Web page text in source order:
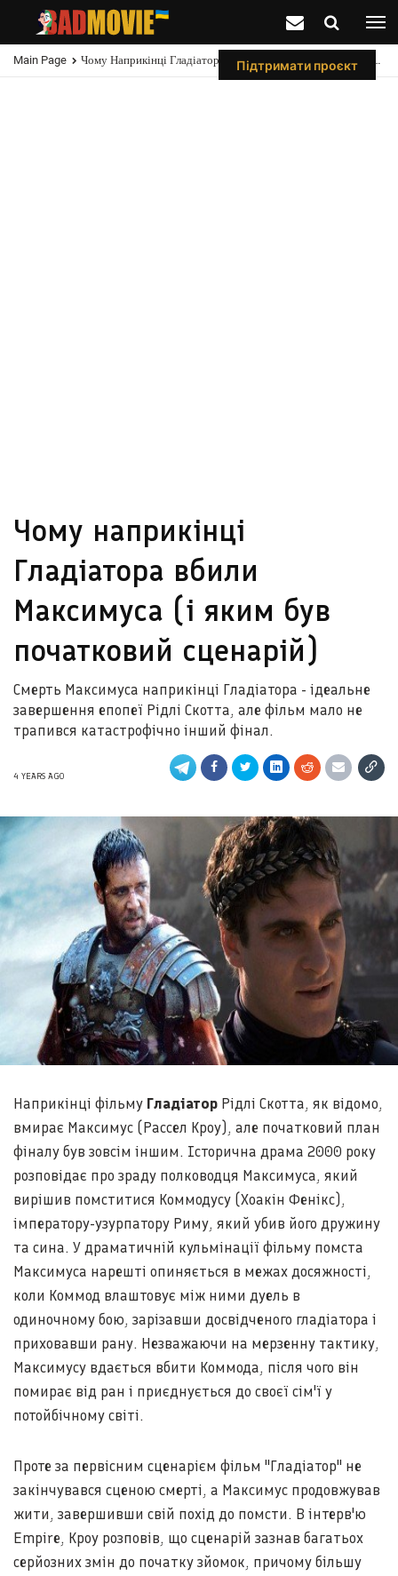
Підтримати проєкт
Main Page Чому Наприкінці Гладіатора Вбили Максимуса (і Яким Був Початковий Сценарій)
Чому наприкінці
Гладіатора вбили
Максимуса (і яким був
початковий сценарій)
Смерть Максимуса наприкінці Гладіатора - ідеальне
завершення епопеї Рідлі Скотта, але фільм мало не
трапився катастрофічно інший фінал.
4 YEARS AGO
Наприкінці фільму Гладіатор Рідлі Скотта, як відомо,
вмирає Максимус (Рассел Кроу), але початковий план
фіналу був зовсім іншим. Історична драма 2000 року
розповідає про зраду полководця Максимуса, який
вирішив помститися Коммодусу (Хоакін Фенікс),
імператору-узурпатору Риму, який убив його дружину
та сина. У драматичній кульмінації фільму помста
Максимуса нарешті опиняється в межах досяжності,
коли Коммод влаштовує між ними дуель в
одиночному бою, зарізавши досвідченого гладіатора і
приховавши рану. Незважаючи на мерзенну тактику,
Максимусу вдається вбити Коммода, після чого він
помирає від ран і приєднується до своєї сім'ї у
потойбічному світі.
Проте за первісним сценарієм фільм "Гладіатор" не
закінчувався сценою смерті, а Максимус продовжував
жити, завершивши свій похід до помсти. В інтерв'ю
Empire, Кроу розповів, що сценарій зазнав багатьох
серйозних змін до початку зйомок, причому більшу